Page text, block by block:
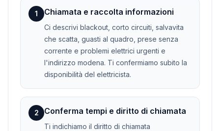
1 Chiamata e raccolta informazioni
Ci descrivi blackout, corto circuiti, salvavita
che scatta, guasti al quadro, prese senza
corrente e problemi elettrici urgenti e
l'indirizzo modena. Ti confermiamo subito la
disponibilità del elettricista.
2 Conferma tempi e diritto di chiamata
Ti indichiamo il diritto di chiamata